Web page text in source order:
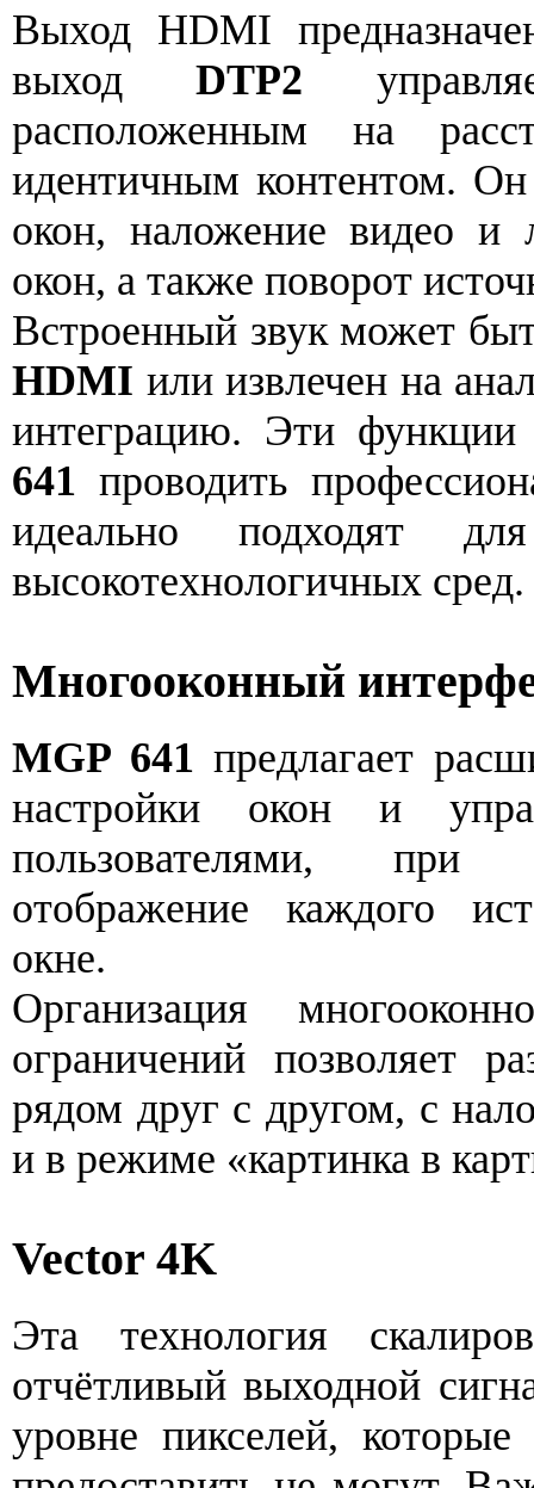
Выход HDMI
выходDTP2
расположенным на
идентичным контентом.
окон, наложение видео и
окон, а также поворот
Встроенный звук может
HDMI или извлечен на
интеграцию. Эти
641 проводить
идеально подходят
высокотехнологичных сред.
Многооконный
MGP 641 предлагает
настройки окон и
пользователями, при
отображение каждого
окне.
Организация
ограничений позволяет
рядом друг с другом, с
и в режиме «картинка в
Vector 4K
Эта технология
отчётливый выходной
уровне пикселей,